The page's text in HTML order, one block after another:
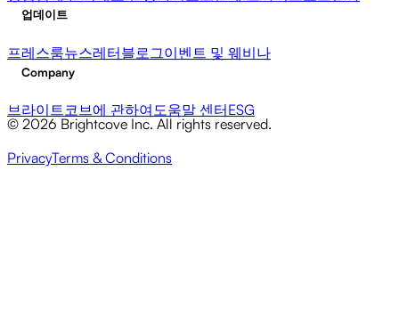
업데이트
프레스룸뉴스레터블로그이벤트 및 웨비나
Company
브라이트코브에 관하여도움말 센터ESG
© 2026 Brightcove Inc. All rights reserved.
PrivacyTerms & Conditions